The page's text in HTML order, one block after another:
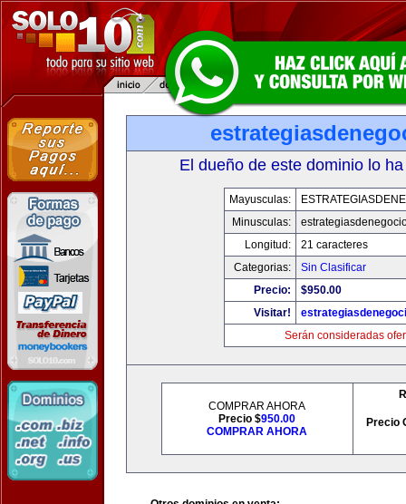
El dueño de este dominio lo
Mayusculas:
Minusculas:
Longitud:
21 caracteres
Categorias:
Sin Clasificar
Precio:
$950.00
Visitar!
Serán consideradas
COMPRAR AHORA
Precio $950.00
COMPRAR AHORA
Precio